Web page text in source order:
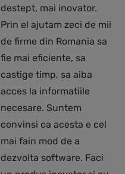
destept, mai inovator.
Prin el ajutam zeci de mii
de firme din Romania sa
fie mai eficiente, sa
castige timp, sa aiba
acces la informatiile
necesare. Suntem
convinsi ca acesta e cel
mai fain mod de a
dezvolta software. Faci